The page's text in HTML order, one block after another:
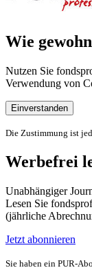
Wie
Nutzen Sie
Verwendung von
Einverstanden
Die Zustimmung ist
Werbefrei
Unabhängiger
Lesen Sie
(jährliche
Jetzt abonnieren
Sie haben ein PUR-